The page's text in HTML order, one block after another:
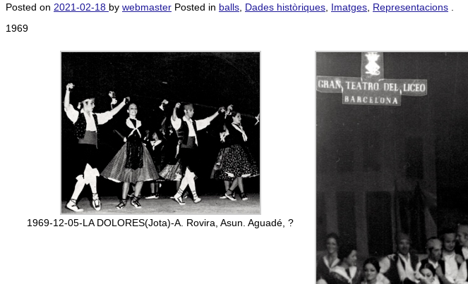
Posted on 2021-02-18 by webmaster Posted in balls Dades històriques Imatges Representacions
1969
1969-12-05-LA DOLORES(Jota)-A. Rovira, Asun. Aguadé, ?